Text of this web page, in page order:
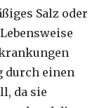
Salz oder
durch einen
da sie